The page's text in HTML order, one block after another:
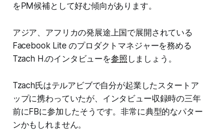
をPM候補として好む傾向があります。
アジア、アフリカの発展途上国で展開されている
Facebook Lite のプロダクトマネジャーを務める
Tzach H.のインタビューを参照 しましょう。
Tzach氏はテルアビブで自分が起業したスタートア
ップに携わっていたが、インタビュー収録時の三年
前にFBに参加したそうです。非常に典型的なパター
ンかもしれません。